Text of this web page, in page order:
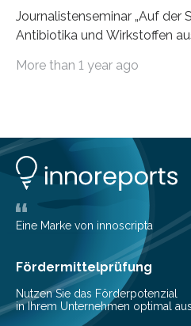
Journalistenseminar „Auf der
Antibiotika und Wirkstoffen
2024. Eine zunehmende und
Arbeitsgruppen von
der Suche nach neuen
forschen auch die
Bioressourcen für die
Gesundheitsforschung unter
Yvonne Mast am Leibniz-
Sammlung von
More than 1 year ago
Eine Marke von innoscripta
Fördermittelprüfung
Nutzen Sie das Förderpotenzial
in Ihrem Unternehmen optimal